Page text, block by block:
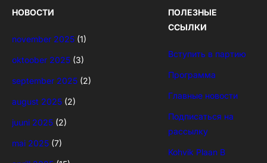
НОВОСТИ
november 2025 (1)
oktoober 2025 (3)
september 2025 (2)
august 2025 (2)
juuni 2025 (2)
mai 2025 (7)
ПОЛЕЗНЫЕ
ССЫЛКИ
Вступить в партию
Программа
Главные новости
Подписаться на
рассылку
Kohvik Plaan B